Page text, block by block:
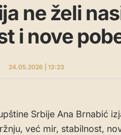
ne želi
i nove
24.05.2026 | 13:23
Srbije Ana Brnabić
već mir, stabilnost,